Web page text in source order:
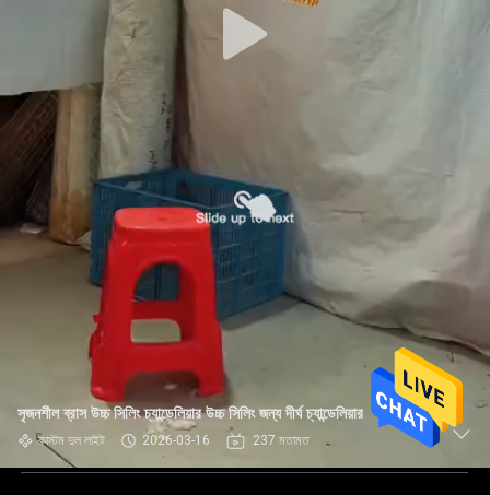
সৃজনশীল ব্রাস উচ্চ সিলিং চ্যান্ডেলিয়ার উচ্চ সিলিং জন্য দীর্ঘ চ্যান্ডেলিয়ার
কাস্টম দুল লাইট 2026-03-16 237 মতামত